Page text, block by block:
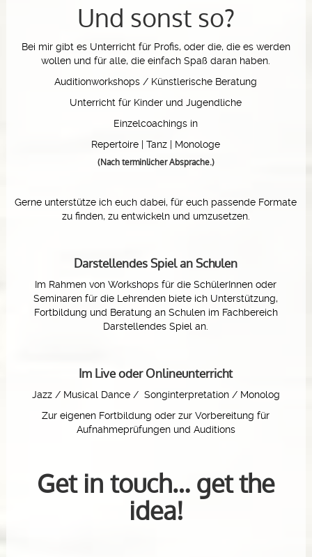
Und sonst so?
Bei mir gibt es Unterricht für Profis, oder die, die es werden
wollen und für alle, die einfach Spaß daran haben.
Auditionworkshops / Künstlerische Beratung
Unterricht für Kinder und Jugendliche
Einzelcoachings in
Repertoire | Tanz | Monologe
(Nach terminlicher Absprache.)
Gerne unterstütze ich euch dabei, für euch passende Formate
zu finden, zu entwickeln und umzusetzen.
Darstellendes Spiel an Schulen
Im Rahmen von Workshops für die SchülerInnen oder
Seminaren für die Lehrenden biete ich Unterstützung,
Fortbildung und Beratung an Schulen im Fachbereich
Darstellendes Spiel an.
Im Live oder Onlineunterricht
Jazz / Musical Dance / Songinterpretation / Monolog
Zur eigenen Fortbildung oder zur Vorbereitung für
Aufnahmeprüfungen und Auditions
Get in touch… get the
idea!